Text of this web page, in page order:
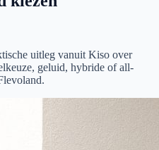
uitleg vanuit Kiso over
geluid, hybride of all-